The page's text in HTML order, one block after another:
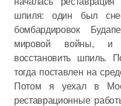
шпиля: один был
бомбардировок
мировой войны, и
восстановить шпиль.
тогда поставлен на
Потом я уехал в
реставрационные